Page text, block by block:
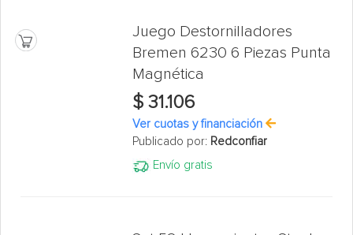
Juego Destornilladores
Bremen 6230 6 Piezas Punta
Magnética
$ 31.106
Ver cuotas y financiación
Publicado por: Redconfiar
Envío gratis